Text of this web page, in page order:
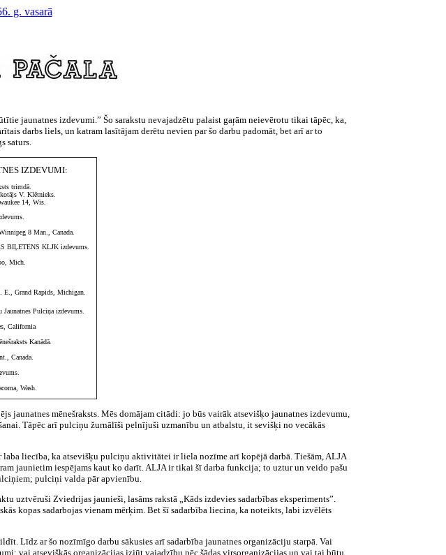
g. vasarā
jaunatnes izdevumi.” Šo sarakstu nevajadzētu palaist gaŗām neievērotu tikai tāpēc, ka,
darbs liels, un katram lasītājam derētu nevien par šo darbu padomāt, bet arī ar to
saturs.
IZDEVUMI:
trimdā.
V. Klētnieks.
14, Wis.
8 Man., Canada.
BIĻETENS KLJK izdevums.
Mich.
E., Grand Rapids, Michigan.
Pulciņa izdevums.
California
Kanādā.
Canada.
Wash.
mēnešraksts. Mēs domājam citādi: jo būs vairāk atsevišķo jaunatnes izdevumu,
Tāpēc arī pulciņu žurnālīši pelnījuši uzmanību un atbalstu, it sevišķi no vecākās
liecība, ka atsevišķu pulciņu aktivitātei ir liela nozīme arī kopējā darbā. Tiešām, ALJA
jaunietim iespējams kaut ko darīt. ALJA ir tikai šī darba funkcija; to uztur un veido pašu
pulciņi valda pār apvienību.
uztvēruši Zviedrijas jaunieši, lasāms rakstā „Kāds izdevies sadarbības eksperiments”.
kopas sadarbojas vienam mērķim. Bet šī sadarbība liecina, ka noteikts, labi izvēlēts
Līdz ar šo nozīmīgo darbu sākusies arī sadarbība jaunatnes organizāciju starpā. Vai
vai atsevišķās organizācijas izjūt vajadzību pēc šādas virsorganizācijas un vai tai būtu